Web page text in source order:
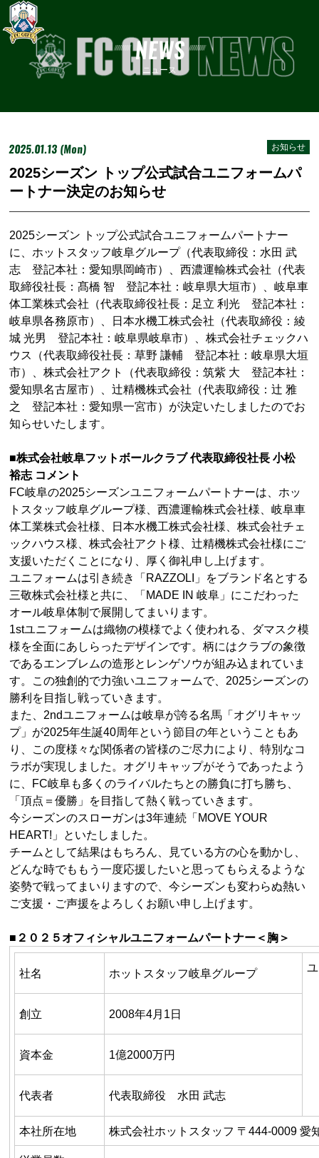
NEWS
ニュース
2025.01.13 (Mon) お知らせ
2025シーズン トップ公式試合ユニフォームパ
ートナー決定のお知らせ
2025シーズン トップ公式試合ユニフォームパートナー
に、ホットスタッフ岐阜グループ（代表取締役：水田 武
志 登記本社：愛知県岡崎市）、西濃運輸株式会社（代表
取締役社長：髙橋 智 登記本社：岐阜県大垣市）、岐阜車
体工業株式会社（代表取締役社長：足立 利光 登記本社：
岐阜県各務原市）、日本水機工株式会社（代表取締役：綾
城 光男 登記本社：岐阜県岐阜市）、株式会社チェックハ
ウス（代表取締役社長：草野 謙輔 登記本社：岐阜県大垣
市）、株式会社アクト（代表取締役：筑紫 大 登記本社：
愛知県名古屋市）、辻精機株式会社（代表取締役：辻 雅
之 登記本社：愛知県一宮市）が決定いたしましたのでお
知らせいたします。
■株式会社岐阜フットボールクラブ 代表取締役社長 小松
裕志 コメント
FC岐阜の2025シーズンユニフォームパートナーは、ホッ
トスタッフ岐阜グループ様、西濃運輸株式会社様、岐阜車
体工業株式会社様、日本水機工株式会社様、株式会社チェ
ックハウス様、株式会社アクト様、辻精機株式会社様にご
支援いただくことになり、厚く御礼申し上げます。
ユニフォームは引き続き「RAZZOLI」をブランド名とする
三敬株式会社様と共に、「MADE IN 岐阜」にこだわった
オール岐阜体制で展開してまいります。
1stユニフォームは織物の模様でよく使われる、ダマスク模
様を全面にあしらったデザインです。柄にはクラブの象徴
であるエンブレムの造形とレンゲソウが組み込まれていま
す。この独創的で力強いユニフォームで、2025シーズンの
勝利を目指し戦っていきます。
また、2ndユニフォームは岐阜が誇る名馬「オグリキャッ
プ」が2025年生誕40周年という節目の年ということもあ
り、この度様々な関係者の皆様のご尽力により、特別なコ
ラボが実現しました。オグリキャップがそうであったよう
に、FC岐阜も多くのライバルたちとの勝負に打ち勝ち、
「頂点＝優勝」を目指して熱く戦っていきます。
今シーズンのスローガンは3年連続「MOVE YOUR
HEART!」といたしました。
チームとして結果はもちろん、見ている方の心を動かし、
どんな時でももう一度応援したいと思ってもらえるような
姿勢で戦ってまいりますので、今シーズンも変わらぬ熱い
ご支援・ご声援をよろしくお願い申し上げます。
■２０２５オフィシャルユニフォームパートナー＜胸＞
社名 ホットスタッフ岐阜グループ
創立 2008年4月 1日
資本金 1億2000万円
代表者 代表取締役 水田 武志
本社所在地 株式会社ホットスタッフ 〒444-0009愛